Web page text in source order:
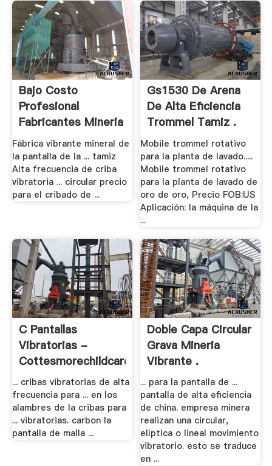
Bajo Costo
Profesional
Fabricantes Mineria
Tamiz ...
Fábrica vibrante mineral de
la pantalla de la ... tamiz
Alta frecuencia de criba
vibratoria ... circular precio
para el cribado de ...
Gs1530 De Arena
De Alta Eficiencia
Trommel Tamiz .
Mobile trommel rotativo
para la planta de lavado.....
Mobile trommel rotativo
para la planta de lavado de
oro de oro, Precio FOB:US
Aplicación: la máquina de la
...
C Pantallas
Vibratorias -
Cottesmorechildcare
... cribas vibratorias de alta
frecuencia para ... en los
alambres de la cribas para
... vibratorias. carbon la
pantalla de malla ...
Doble Capa Circular
Grava Mineria
Vibrante .
... para la pantalla de ...
pantalla de alta eficiencia
de china. empresa minera
realizan una circular,
elíptica o lineal movimiento
vibratorio. esto se traduce
en ...